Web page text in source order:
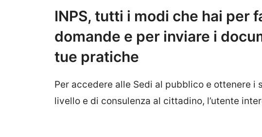
INPS, tutti i modi che hai per
domande e per inviare i
tue pratiche
Per accedere alle Sedi al pubblico e ottenere i
livello e di consulenza al cittadino, l’utente